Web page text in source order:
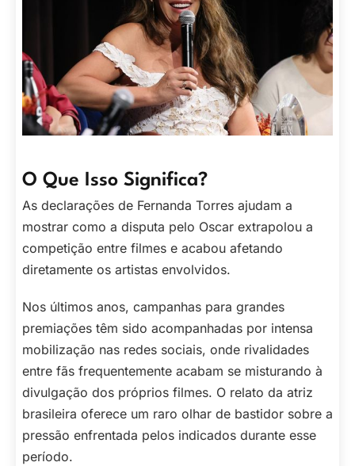
O Que Isso Significa?
As declarações de Fernanda Torres ajudam a
mostrar como a disputa pelo Oscar extrapolou a
competição entre filmes e acabou afetando
diretamente os artistas envolvidos.
Nos últimos anos, campanhas para grandes
premiações têm sido acompanhadas por intensa
mobilização nas redes sociais, onde rivalidades
entre fãs frequentemente acabam se misturando à
divulgação dos próprios filmes. O relato da atriz
brasileira oferece um raro olhar de bastidor sobre a
pressão enfrentada pelos indicados durante esse
período.